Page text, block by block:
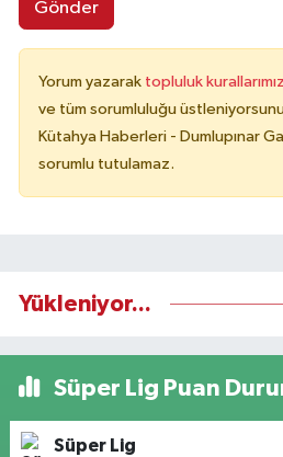
Gönder
Yorum yazarak topluluk
ve tüm sorumluluğu
Kütahya Haberleri - Dumlupınar
sorumlu tutulamaz.
Yükleniyor...
Süper Lig Puan
Süper Lig